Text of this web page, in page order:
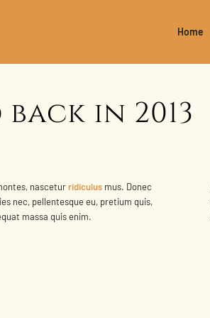
Home
in 2013
nasceturridiculus mus. Donec
nec, pellentesque eu, pretium quis,
massa quis enim.